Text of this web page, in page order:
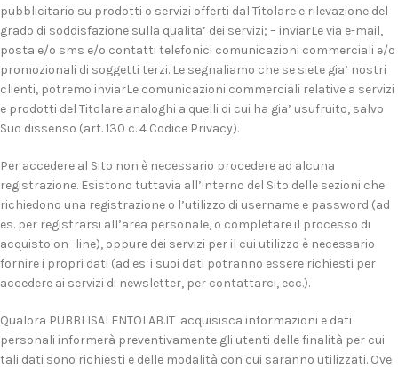
pubblicitario su prodotti o servizi offerti dal Titolare e rilevazione del
grado di soddisfazione sulla qualita’ dei servizi; – inviarLe via e-mail,
posta e/o sms e/o contatti telefonici comunicazioni commerciali e/o
promozionali di soggetti terzi. Le segnaliamo che se siete gia’ nostri
clienti, potremo inviarLe comunicazioni commerciali relative a servizi
e prodotti del Titolare analoghi a quelli di cui ha gia’ usufruito, salvo
Suo dissenso (art. 130 c. 4 Codice Privacy).
Per accedere al Sito non è necessario procedere ad alcuna
registrazione. Esistono tuttavia all’interno del Sito delle sezioni che
richiedono una registrazione o l’utilizzo di username e password (ad
es. per registrarsi all’area personale, o completare il processo di
acquisto on- line), oppure dei servizi per il cui utilizzo è necessario
fornire i propri dati (ad es. i suoi dati potranno essere richiesti per
accedere ai servizi di newsletter, per contattarci, ecc.).
Qualora PUBBLISALENTOLAB.IT acquisisca informazioni e dati
personali informerà preventivamente gli utenti delle finalità per cui
tali dati sono richiesti e delle modalità con cui saranno utilizzati. Ove